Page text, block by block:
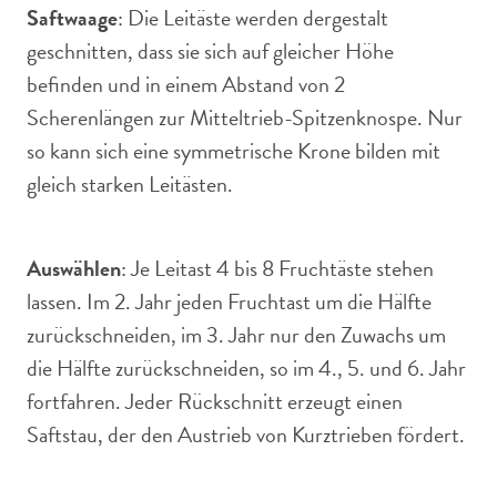
Saftwaage: Die Leitäste werden dergestalt
geschnitten, dass sie sich auf gleicher Höhe
befinden und in einem Abstand von 2
Scherenlängen zur Mitteltrieb-Spitzenknospe. Nur
so kann sich eine symmetrische Krone bilden mit
gleich starken Leitästen.
Auswählen: Je Leitast 4 bis 8 Fruchtäste stehen
lassen. Im 2. Jahr jeden Fruchtast um die Hälfte
zurückschneiden, im 3. Jahr nur den Zuwachs um
die Hälfte zurückschneiden, so im 4., 5. und 6. Jahr
fortfahren. Jeder Rückschnitt erzeugt einen
Saftstau, der den Austrieb von Kurztrieben fördert.